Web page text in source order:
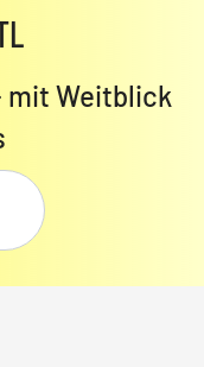
mit Weitblick